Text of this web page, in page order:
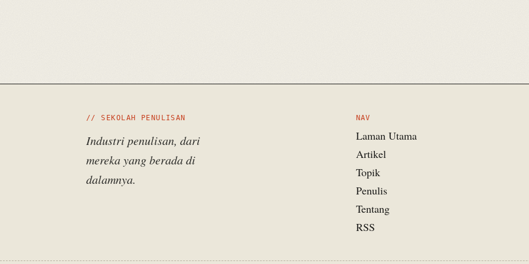
// SEKOLAH PENULISAN
Industri penulisan, dari
mereka yang berada di
dalamnya.
NAV
Laman Utama
Artikel
Topik
Penulis
Tentang
RSS